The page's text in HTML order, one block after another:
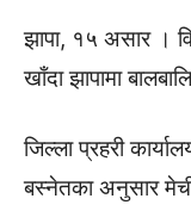
झापा, १५ असार ।
खाँदा झापामा
जिल्ला प्रहरी
बस्नेतका अनुसार